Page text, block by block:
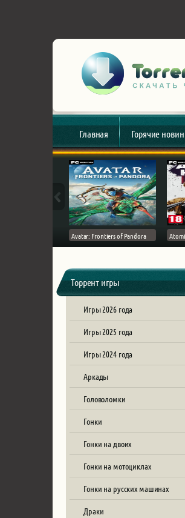
Главная Горячие
Avatar: Frontiers of Pandora
Торрент игры
Игры 2026 года
Игры 2025 года
Игры 2024 года
Аркады
Головоломки
Гонки
Гонки на двоих
Гонки на мотоциклах
Гонки на русских машинах
Драки